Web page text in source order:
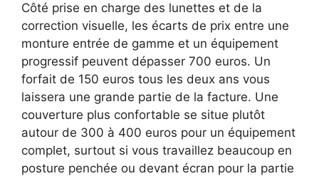
Côté prise en charge des lunettes et de la
correction visuelle, les écarts de prix entre une
monture entrée de gamme et un équipement
progressif peuvent dépasser 700 euros. Un
forfait de 150 euros tous les deux ans vous
laissera une grande partie de la facture. Une
couverture plus confortable se situe plutôt
autour de 300 à 400 euros pour un équipement
complet, surtout si vous travaillez beaucoup en
posture penchée ou devant écran pour la partie